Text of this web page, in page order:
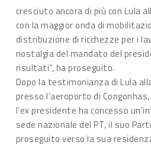
cresciuto ancora di più con Lula
con la maggior onda di
distribuzione di ricchezze per i
nostalgia del mandato del
risultati”, ha proseguito.
Dopo la testimonianza di Lula
presso l’aeroporto di
l’ex presidente ha concesso
sede nazionale del PT, il suo
proseguito verso la sua